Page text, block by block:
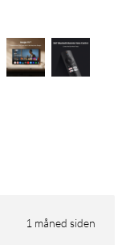
1 måned siden